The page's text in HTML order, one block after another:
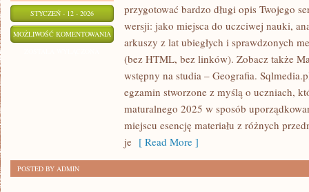
STYCZEŃ - 12 - 2026
MOŻLIWOŚĆ KOMENTOWANIA
przygotować bardzo długi opis Twojego
wersji: jako miejsca do uczciwej nauki,
arkuszy z lat ubiegłych i sprawdzonych
(bez HTML, bez linków). Zobacz także
wstępny na studia – Geografia.
egzamin stworzone z myślą o uczniach,
maturalnego 2025 w sposób
miejscu esencję materiału z różnych
je [ Read More ]
POSTED BY ADMIN